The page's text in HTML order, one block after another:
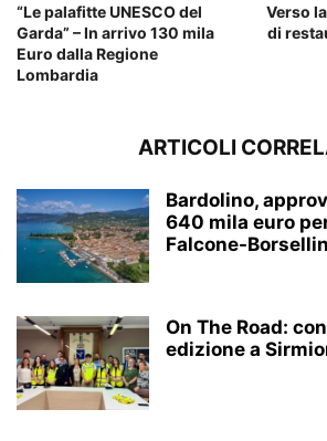
“Le palafitte UNESCO del
Garda” – In arrivo 130 mila
Euro dalla Regione
Lombardia
Verso
di
ARTICOLI
Bardolino,
640 mila euro
Falcone-
On The Road:
edizione a